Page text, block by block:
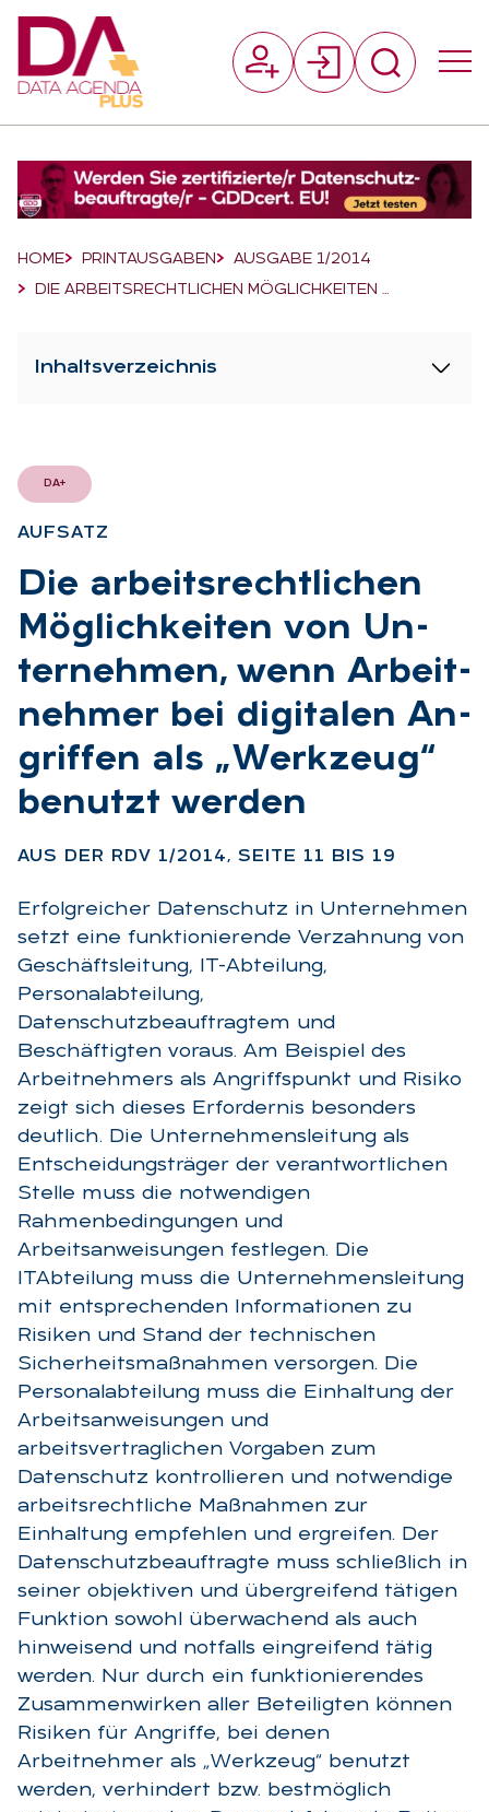
Breadcrumb-Navigation
HOME PRINTAUSGABEN
AUSGABE 1/2014
DIE ARBEITSRECHTLICHEN MÖGLICHKEITEN …
Inhaltsverzeichnis
DA+
AUF­SATZ
:Die ar­beits­recht­li­chen
Mög­lich­kei­ten von Un­
ter­neh­men, wenn Ar­beit­
neh­mer bei di­gi­ta­len An­
grif­fen als „Werk­zeug“
be­nutzt wer­den
AUS DER RDV 1/2014, SEI­TE 11 BIS 19
Erfolgreicher Datenschutz in Unternehmen
setzt eine funktionierende Verzahnung von
Geschäftsleitung, IT-Abteilung,
Personalabteilung,
Datenschutzbeauftragtem und
Beschäftigten voraus. Am Beispiel des
Arbeitnehmers als Angriffspunkt und Risiko
zeigt sich dieses Erfordernis besonders
deutlich. Die Unternehmensleitung als
Entscheidungsträger der verantwortlichen
Stelle muss die notwendigen
Rahmenbedingungen und
Arbeitsanweisungen festlegen. Die
ITAbteilung muss die Unternehmensleitung
mit entsprechenden Informationen zu
Risiken und Stand der technischen
Sicherheitsmaßnahmen versorgen. Die
Personalabteilung muss die Einhaltung der
Arbeitsanweisungen und
arbeitsvertraglichen Vorgaben zum
Datenschutz kontrollieren und notwendige
arbeitsrechtliche Maßnahmen zur
Einhaltung empfehlen und ergreifen. Der
Datenschutzbeauftragte muss schließlich in
seiner objektiven und übergreifend tätigen
Funktion sowohl überwachend als auch
hinweisend und notfalls eingreifend tätig
werden. Nur durch ein funktionierendes
Zusammenwirken aller Beteiligten können
Risiken für Angriffe, bei denen
Arbeitnehmer als „Werkzeug“ benutzt
werden, verhindert bzw. bestmöglich